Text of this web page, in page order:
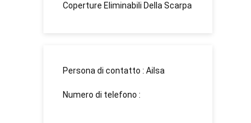
Coperture Eliminabili Della Scarpa
Persona di contatto : Ailsa
Numero di telefono :